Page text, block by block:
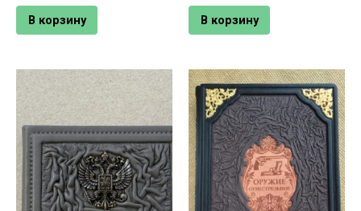
В корзину В корзину